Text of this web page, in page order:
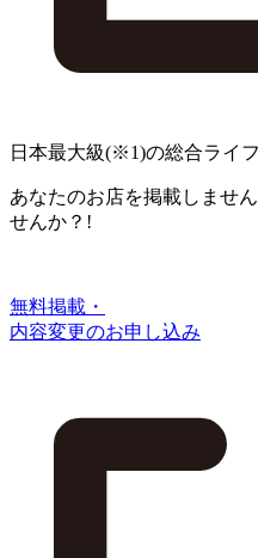
日本最大級(※1)の総合ライ
あなたのお店を掲載しません
せんか？!
無料掲載・
内容変更のお申し込み